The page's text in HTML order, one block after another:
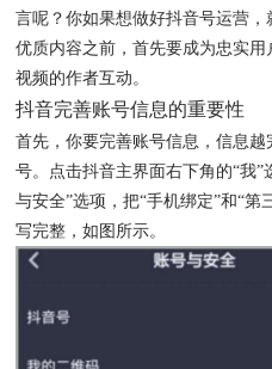
言呢？你如果想做好抖音号运营
优质内容之前，首先要成为忠实
视频的作者互动。
抖音完善账号信息的重要性
首先，你要完善账号信息，信息
号。点击抖音主界面右下角的“我
与安全”选项，把“手机绑定”和“
写完整，如图所示。